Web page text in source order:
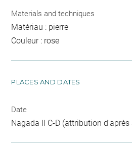
Materials and techniques
Matériau : pierre
Couleur : rose
PLACES AND DATES
Date
Nagada II C-D (attribution